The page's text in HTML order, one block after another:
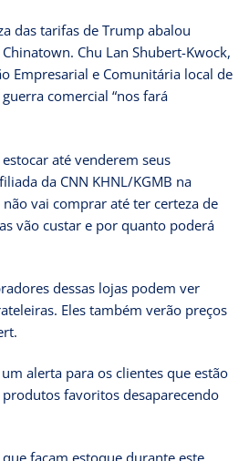
das tarifas de Trump abalou
Chu Lan Shubert-Kwock,
Empresarial e Comunitária local de
comercial “nos fará
até venderem seus
da CNN KHNL/KGMB na
não vai comprar até ter certeza de
vão custar e por quanto poderá
dessas lojas podem ver
Eles também verão preços
um alerta para os clientes que estão
favoritos desaparecendo